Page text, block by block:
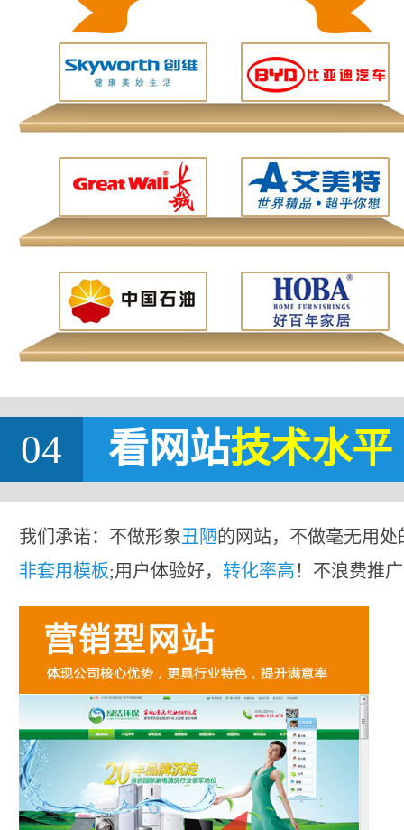
04 看网站技术水平
我们承诺：不做形象丑陋的网站，不做毫无用处
非套用模板;用户体验好， 转化率高！不浪费推